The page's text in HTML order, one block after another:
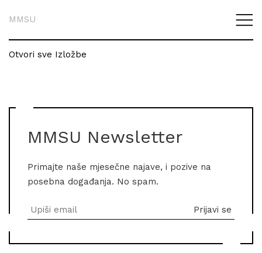
MMSU
Otvori sve Izložbe
MMSU Newsletter
Primajte naše mjesečne najave, i pozive na
posebna događanja. No spam.